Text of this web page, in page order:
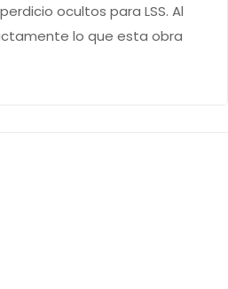
ocultos para LSS. Al
lo que esta obra